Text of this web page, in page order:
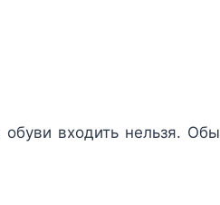
входить нельзя.